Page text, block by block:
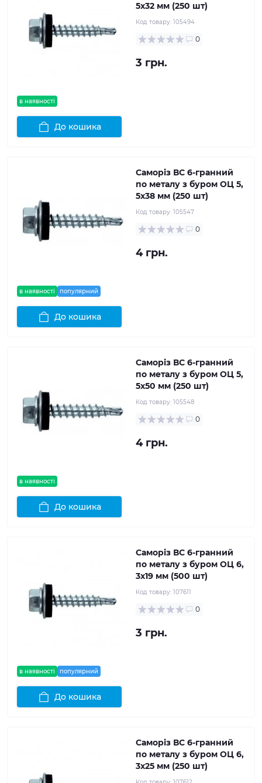
в наявності
5x32 мм (250 шт)
Код товару: 105494
0
3 грн.
До кошика
в наявності популярний
Саморіз ВС 6-гранний
по металу з буром ОЦ 5,
5x38 мм (250 шт)
Код товару: 105547
0
4 грн.
До кошика
в наявності
Саморіз ВС 6-гранний
по металу з буром ОЦ 5,
5x50 мм (250 шт)
Код товару: 105548
0
4 грн.
До кошика
в наявності популярний
Саморіз ВС 6-гранний
по металу з буром ОЦ 6,
3x19 мм (500 шт)
Код товару: 107611
0
3 грн.
До кошика
Саморіз ВС 6-гранний
по металу з буром ОЦ 6,
3x25 мм (250 шт)